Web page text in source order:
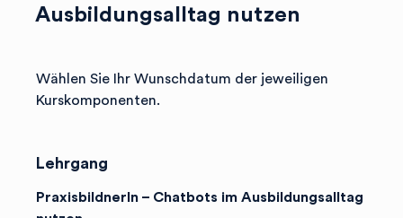
Ausbildungsalltag nutzen
Wählen Sie Ihr Wunschdatum der jeweiligen
Kurskomponenten.
Lehrgang
PraxisbildnerIn – Chatbots im Ausbildungsalltag